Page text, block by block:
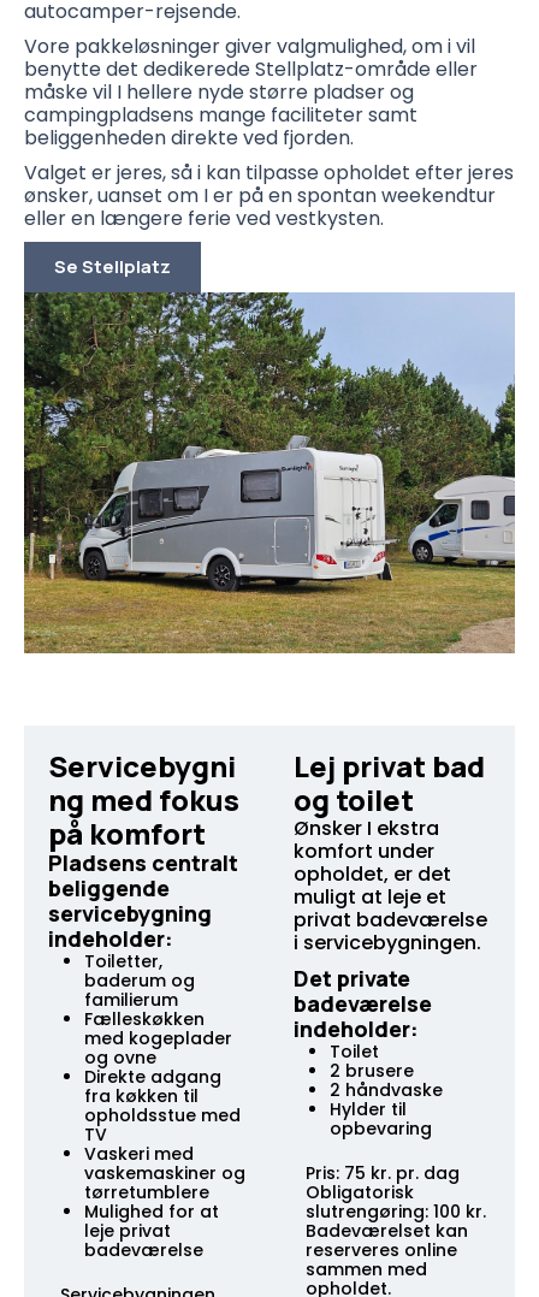
autocamper-rejsende.
Vore pakkeløsninger giver valgmulighed, om i vil
benytte det dedikerede Stellplatz-område eller
måske vil I hellere nyde større pladser og
campingpladsens mange faciliteter samt
beliggenheden direkte ved fjorden.
Valget er jeres, så i kan tilpasse opholdet efter jeres
ønsker, uanset om I er på en spontan weekendtur
eller en længere ferie ved vestkysten.
Se Stellplatz
Servicebygni
ng med fokus
på komfort
Pladsens centralt
beliggende
servicebygning
indeholder:
Toiletter,
baderum og
familierum
Fælleskøkken
med kogeplader
og ovne
Direkte adgang
fra køkken til
opholdsstue med
TV
Vaskeri med
vaskemaskiner og
tørretumblere
Mulighed for at
leje privat
badeværelse
Lej privat bad
og toilet
Ønsker I ekstra
komfort under
opholdet, er det
muligt at leje et
privat badeværelse
i servicebygningen.
Det private
badeværelse
indeholder:
Toilet
2 brusere
2 håndvaske
Hylder til
opbevaring
Pris: 75 kr. pr. dag
Obligatorisk
slutrengøring: 100 kr.
Badeværelset kan
reserveres online
sammen med
opholdet.